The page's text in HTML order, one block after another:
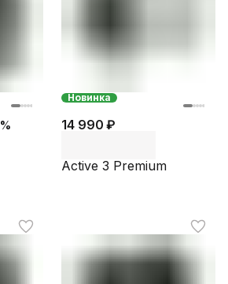
%
Новинка
14 990 ₽
Active 3 Premium